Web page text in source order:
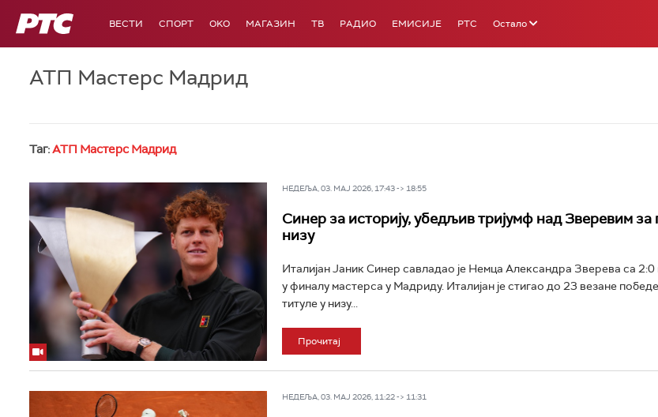
РТС ВЕСТИ СПОРТ OKO МАГАЗИН ТВ РАДИО ЕМИСИЈЕ РТС Остало
АТП Мастерс Мадрид
Таг:АТП Мастерс Мадрид
НЕДЕЉА, 03. МАЈ 2026, 17:43 -> 18:55
Синер за историју, убедљив тријумф над Зверевим за
низу
Италијан Јаник Синер савладао је Немца Александра Зверева са
у финалу мастерса у Мадриду. Италијан је стигао до 23 везане
титуле у низу...
Прочитај
НЕДЕЉА, 03. МАЈ 2026, 11:22 -> 11:31